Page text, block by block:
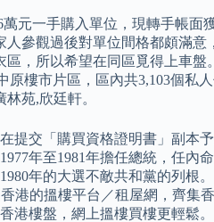
萬元一手購入單位，現轉手帳
人參觀過後對單位間格都頗滿
區，所以希望在同區覓得上車
原樓市片區，區內共3,103個私
苑,欣廷軒。
提交「購買資格證明書」副本予
年至1981年擔任總統，任內
年的大選不敵共和黨的列根。
香港的搵樓平台／租屋網，齊
港樓盤，網上搵樓買樓更輕鬆。